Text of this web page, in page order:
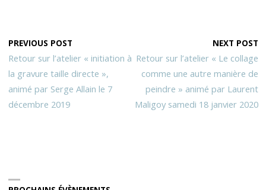
PREVIOUS POST
Retour sur l’atelier « initiation à
la gravure taille directe »,
animé par Serge Allain le 7
décembre 2019
NEXT POST
Retour sur l’atelier « Le collage
comme une autre manière de
peindre » animé par Laurent
Maligoy samedi 18 janvier 2020